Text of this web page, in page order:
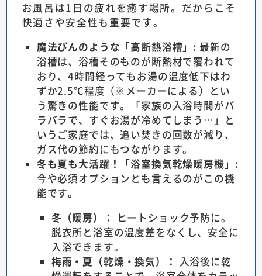
お風呂は1日の疲れを癒す場所。だからこそ
快適さや安全性も重要です。
魔法びんのような「高断熱浴槽」: 最新の
浴槽は、浴槽そのものが断熱材で覆われて
おり、4時間経ってもお湯の温度低下はわ
ずか2.5℃程度（※メーカーによる）とい
う驚きの性能です。「家族の入浴時間がバ
ラバラで、すぐお湯が冷めてしまう…」と
いうご家庭では、追い焚きの回数が減り、
ガス代の節約にもつながります。
冬も夏も大活躍！「浴室換気乾燥暖房機」:
今や必須オプションとも言えるのがこの機
能です。
冬（暖房）：
ヒートショック予防に。
脱衣所と浴室の温度差をなくし、安全に
入浴できます。
梅雨・夏（乾燥・換気）：
入浴後に乾